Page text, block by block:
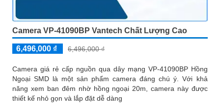
Camera VP-41090BP Vantech Chất Lượng Cao
6,496,000 ₫ 6,496,000 ₫
Camera giá rẻ cấp nguồn qua dây mạng VP-41090BP Hồng
Ngoại SMD là một sản phẩm camera đáng chú ý. Với khả
năng xem ban đêm nhờ hồng ngoại 20m, camera này được
thiết kế nhỏ gọn và lắp đặt dễ dàng